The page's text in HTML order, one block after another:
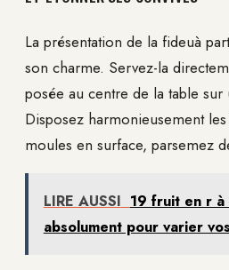
La présentation de la fideuà
son charme. Servez-la
posée au centre de la table sur
Disposez harmonieusement
moules en surface, parsemez
LIRE AUSSI 19 fruit en r à
absolument pour varier